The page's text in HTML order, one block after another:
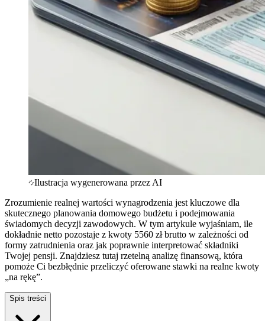
Ilustracja wygenerowana przez AI
Zrozumienie realnej wartości wynagrodzenia jest kluczowe dla
skutecznego planowania domowego budżetu i podejmowania
świadomych decyzji zawodowych. W tym artykule wyjaśniam, ile
dokładnie netto pozostaje z kwoty 5560 zł brutto w zależności od
formy zatrudnienia oraz jak poprawnie interpretować składniki
Twojej pensji. Znajdziesz tutaj rzetelną analizę finansową, która
pomoże Ci bezbłędnie przeliczyć oferowane stawki na realne kwoty
„na rękę”.
Spis treści